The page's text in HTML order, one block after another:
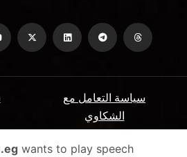
سياسة التعامل مع
الشكاوي
ميثاق المتعاملين
wants to play speech